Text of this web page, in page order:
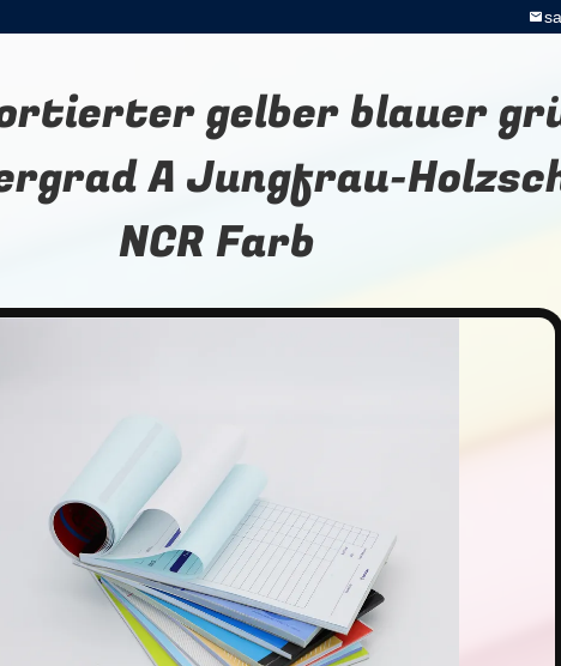
gelber blauer
A Jungfrau-
NCR Farb